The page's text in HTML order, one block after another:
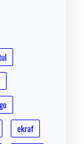
ekraf